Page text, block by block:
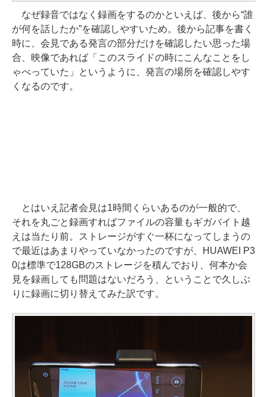
なぜ録音ではなく録画をするのかといえば、後から“誰
が何を話したか”を確認しやすいため。後から記事を書く
時に、会見である発言の部分だけを確認したい思った場
合、映像であれば「このスライドの時にこんなことをし
ゃべっていた」というように、発言の場所を確認しやす
くなるのです。
とはいえ記者会見は1時間くらいあるのが一般的で、
それを丸ごと録画すればファイルの容量もギガバイト越
えは当たり前。ストレージがすぐ一杯になってしまうの
で最近はあまりやっていなかったのですが、HUAWEI P3
0は標準で128GBのストレージを積んでおり、何本か会
見を録画しても問題はないだろう、ということで久しぶ
りに録画に切り替えてみた訳です。